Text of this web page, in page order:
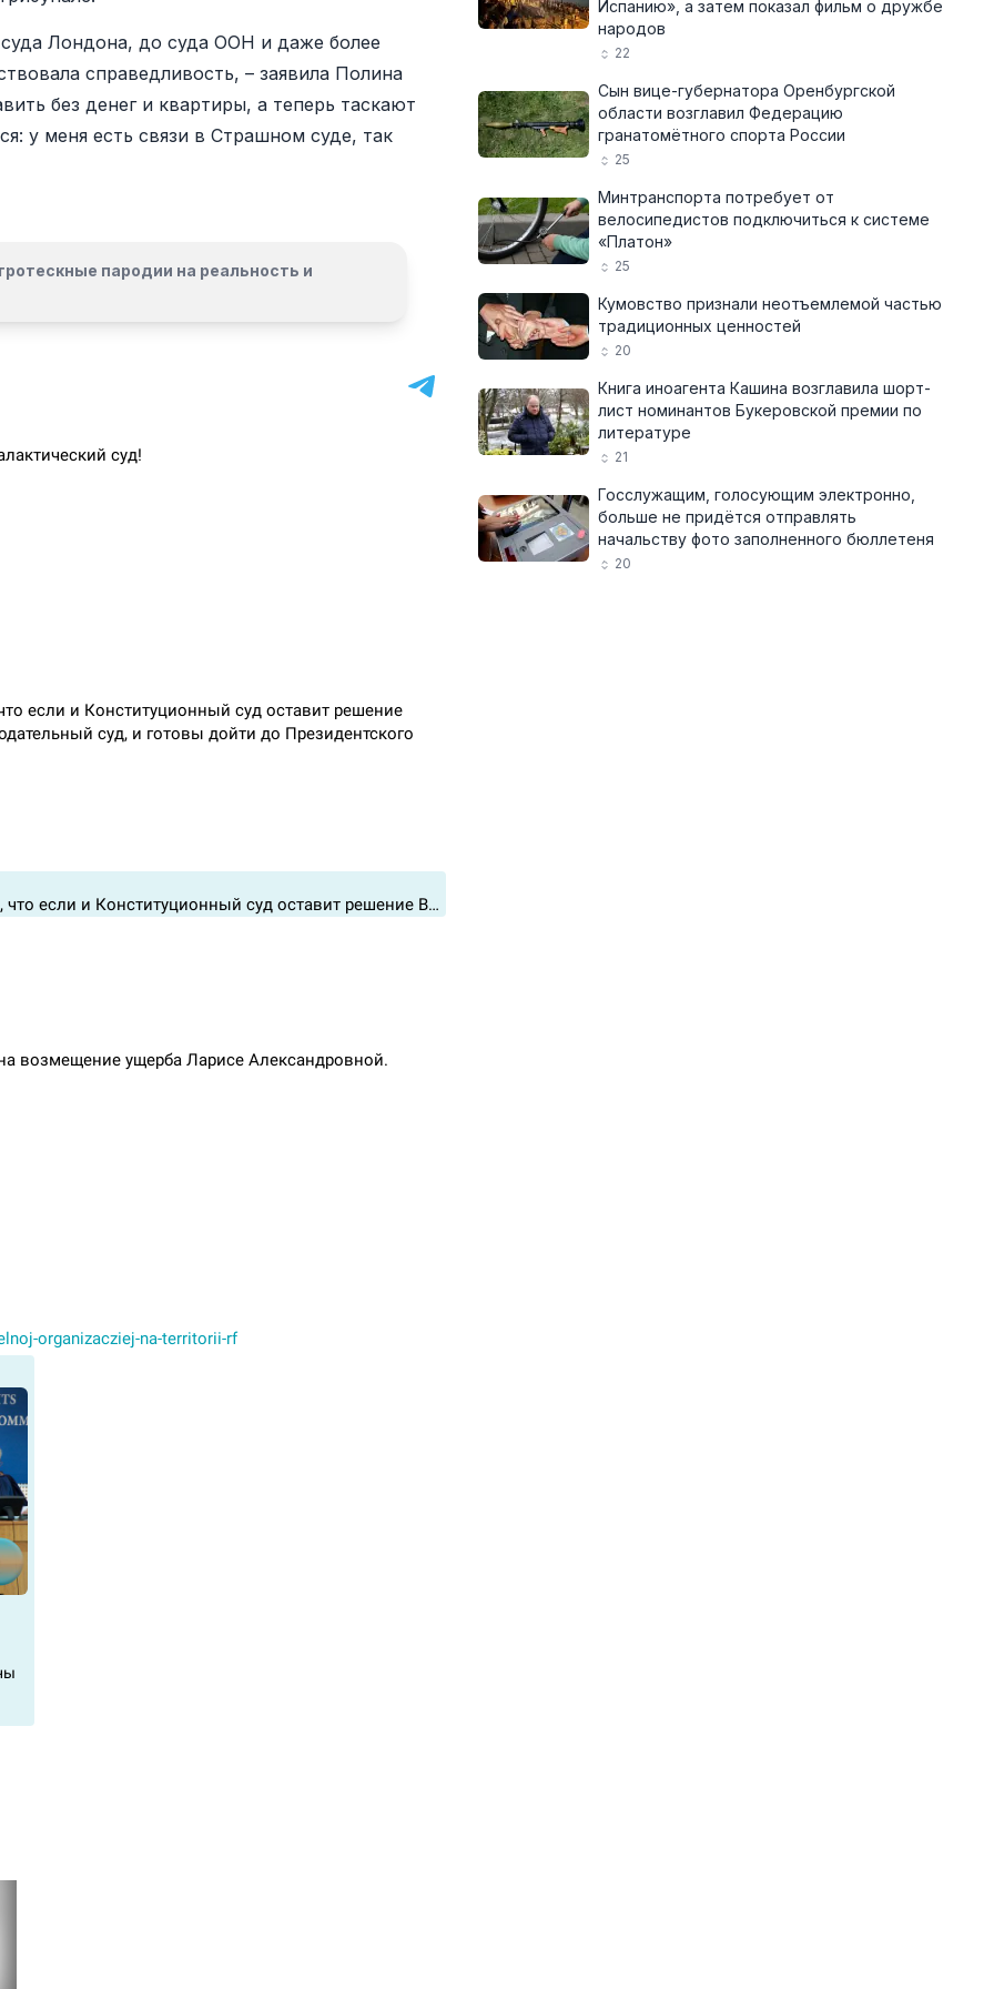
Лондона, до суда ООН и даже более
справедливость, – заявила Полина
без денег и квартиры, а теперь таскают
у меня есть связи в Страшном суде, так
пародии на реальность и
Испанию», а затем показал фильм о дружбе
народов
22
Сын вице-губернатора Оренбургской
области возглавил Федерацию
гранатомётного спорта России
25
Минтранспорта потребует от
велосипедистов подключиться к системе
«Платон»
25
Кумовство признали неотъемлемой частью
традиционных ценностей
20
Книга иноагента Кашина возглавила шорт-
лист номинантов Букеровской премии по
литературе
21
Госслужащим, голосующим электронно,
больше не придётся отправлять
начальству фото заполненного бюллетеня
20